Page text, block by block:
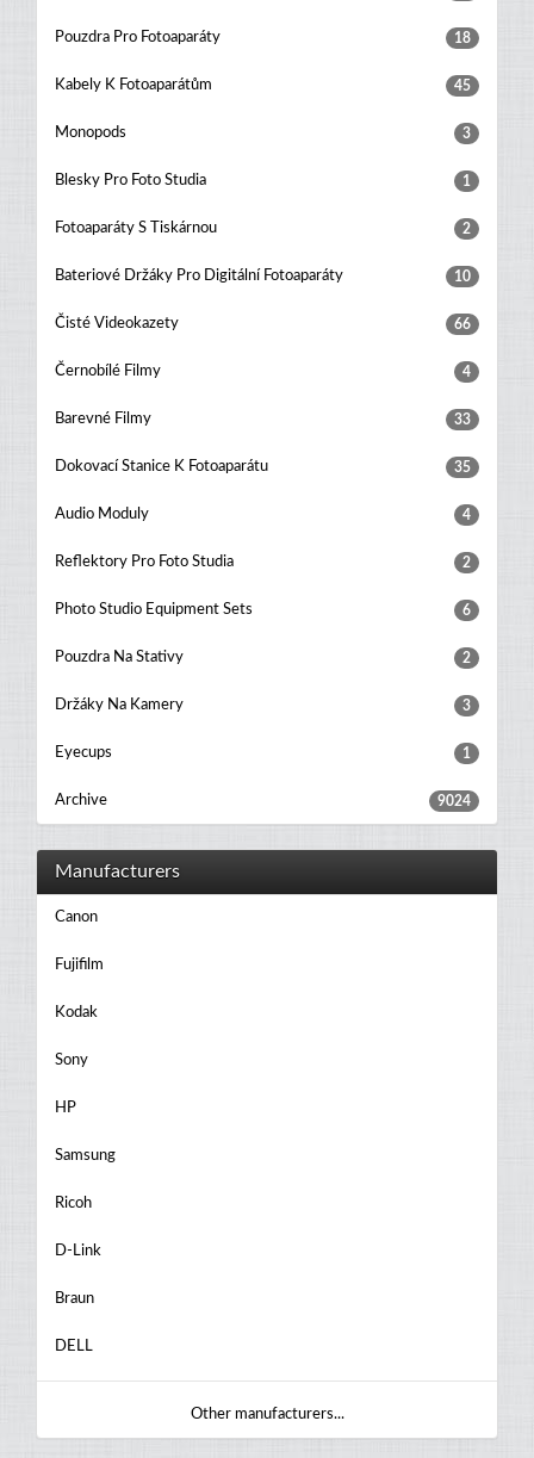
Pouzdra Pro Fotoaparáty 18
Kabely K Fotoaparátům 45
Monopods 3
Blesky Pro Foto Studia 1
Fotoaparáty S Tiskárnou 2
Bateriové Držáky Pro Digitální Fotoaparáty 10
Čisté Videokazety 66
Černobílé Filmy 4
Barevné Filmy 33
Dokovací Stanice K Fotoaparátu 35
Audio Moduly 4
Reflektory Pro Foto Studia 2
Photo Studio Equipment Sets 6
Pouzdra Na Stativy 2
Držáky Na Kamery 3
Eyecups 1
Archive 9024
Manufacturers
Canon
Fujifilm
Kodak
Sony
HP
Samsung
Ricoh
D-Link
Braun
DELL
Other manufacturers...